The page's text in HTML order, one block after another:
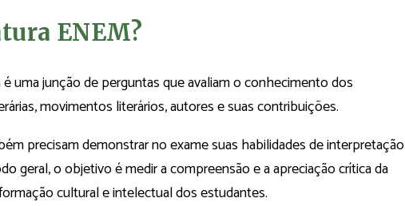
ENEM?
uma junção de perguntas que avaliam o conhecimento dos
movimentos literários, autores e suas contribuições.
precisam demonstrar no exame suas habilidades de interpretação
geral, o objetivo é medir a compreensão e a apreciação crítica da
cultural e intelectual dos estudantes.